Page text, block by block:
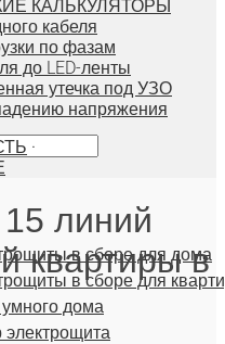
в сборе для дома
в сборе для
дома
электрощита
КАЛЬКУЛЯТОРЫ
кабеля
по фазам
до LED-ленты
утечка под УЗО
напряжения
·
линий
квартиры в